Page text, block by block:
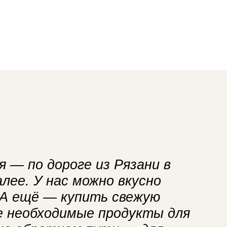
— по дороге из Рязани в
У нас можно вкусно
ещё — купить свежую
необходимые продукты для